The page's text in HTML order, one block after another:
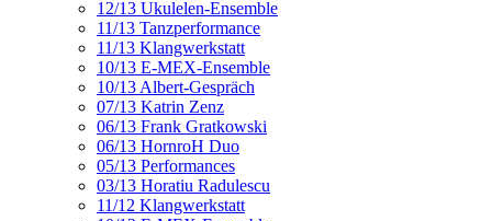
12/13 Ukulelen-Ensemble
11/13 Tanzperformance
11/13 Klangwerkstatt
10/13 E-MEX-Ensemble
10/13 Albert-Gespräch
07/13 Katrin Zenz
06/13 Frank Gratkowski
06/13 HornroH Duo
05/13 Performances
03/13 Horatiu Radulescu
11/12 Klangwerkstatt